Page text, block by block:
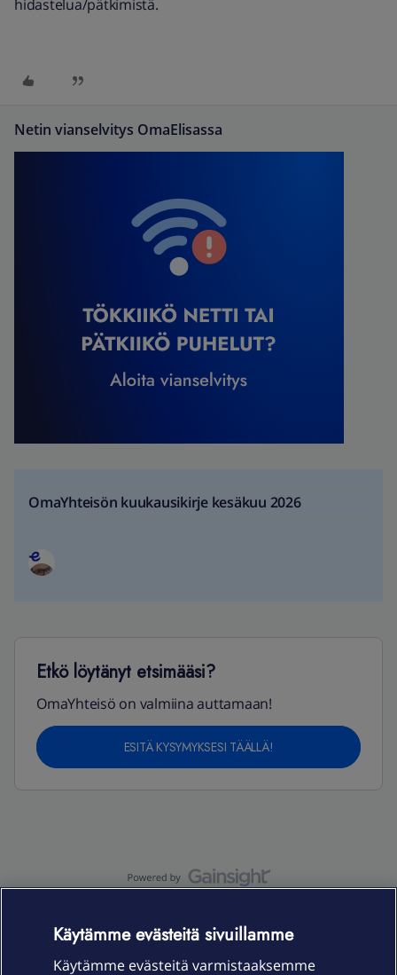
hidastelua/pätkimistä.
Netin vianselvitys OmaElisassa
OmaYhteisön kuukausikirje kesäkuu 2026
Etkö löytänyt etsimääsi?
OmaYhteisö on valmiina auttamaan!
ESITÄ KYSYMYKSESI TÄÄLLÄ!
Käytämme evästeitä sivuillamme
Käytämme evästeitä varmistaaksemme